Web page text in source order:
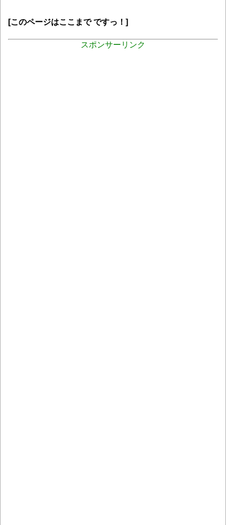
[このページはここまで ですっ！]
スポンサーリンク